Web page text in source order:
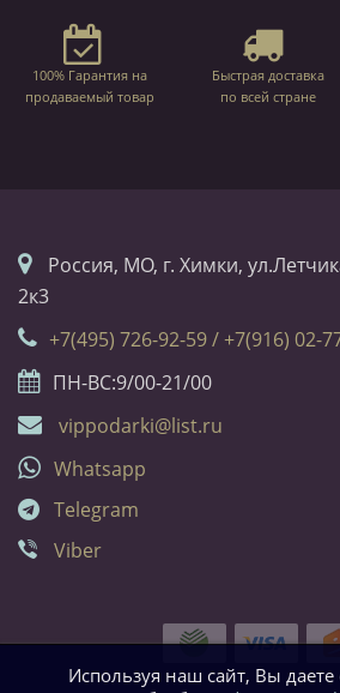
100% Гарантия на
продаваемый товар
Быстрая доставка
по всей стране
Россия, МО, г. Химки,
2к3
+7(495) 726-92-59 / +7(916) 02-
ПН-ВС:9/00-21/00
vippodarki@list.ru
Whatsapp
Telegram
Viber
Используя наш сайт, Вы даете